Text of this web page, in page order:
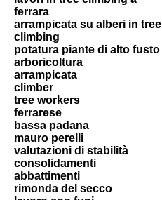
ferrara
arrampicata su alberi in tree
climbing
potatura piante di alto fusto
arboricoltura
arrampicata
climber
tree workers
ferrarese
bassa padana
mauro perelli
valutazioni di stabilità
consolidamenti
abbattimenti
rimonda del secco